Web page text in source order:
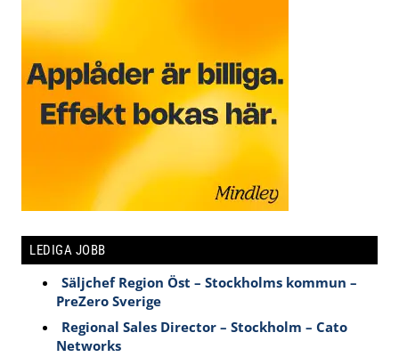
LEDIGA JOBB
Säljchef Region Öst – Stockholms kommun –
PreZero Sverige
Regional Sales Director – Stockholm – Cato
Networks